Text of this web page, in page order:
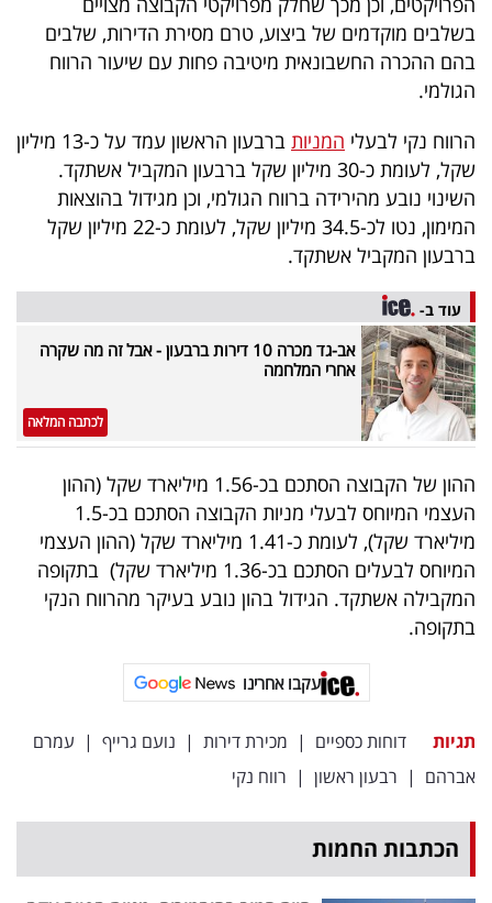
בשלבים מוקדמים של ביצוע, טרם מסירת הדירות, שלבים
בהם ההכרה החשבונאית מיטיבה פחות עם שיעור הרווח
הגולמי.
הרווח נקי לבעלי המניות
ברבעון הראשון עמד על כ-13 מיליון
שקל, לעומת כ-30 מיליון שקל ברבעון המקביל אשתקד.
השינוי נובע מהירידה ברווח הגולמי, וכן מגידול בהוצאות
המימון, נטו לכ-34.5 מיליון שקל, לעומת כ-22 מיליון שקל
ברבעון המקביל אשתקד.
עוד ב-
אב-גד מכרה 10 דירות ברבעון - אבל זה מה שקרה
אחרי המלחמה
לכתבה המלאה
ההון של הקבוצה הסתכם בכ-1.56 מיליארד שקל (ההון
העצמי המיוחס לבעלי מניות הקבוצה הסתכם בכ-1.5
מיליארד שקל), לעומת כ-1.41 מיליארד שקל (ההון העצמי
המיוחס לבעלים הסתכם בכ-1.36 מיליארד שקל) בתקופה
המקבילה אשתקד. הגידול בהון נובע בעיקר מהרווח הנקי
בתקופה.
עקבו אחרינו
תגיות דוחות כספיים | מכירת דירות | נועם גרייף | עמרם
אברהם | רבעון ראשון | רווח נקי
הכתבות החמות